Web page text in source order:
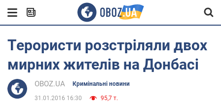
Терористи розстріляли двох
мирних жителів на Донбасі
OBOZ.UA Кримінальні новини
31.01.2016 16:30 95,7 т.